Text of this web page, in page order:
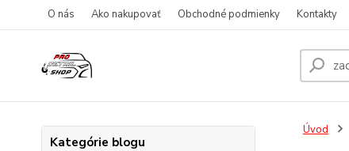
O nás Ako nakupovať Obchodné podmienky Kontakty
Kategórie blogu
Úvod